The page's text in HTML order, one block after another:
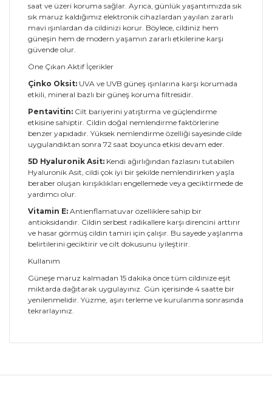
saat ve üzeri koruma sağlar. Ayrıca, günlük yaşantımızda sık
sık maruz kaldığımız elektronik cihazlardan yayılan zararlı
mavi ışınlardan da cildinizi korur. Böylece, cildiniz hem
güneşin hem de modern yaşamın zararlı etkilerine karşı
güvende olur.
Öne Çıkan Aktif İçerikler
Çinko Oksit: UVA ve UVB güneş ışınlarına karşı korumada
etkili, mineral bazlı bir güneş koruma filtresidir.
Pentavitin: Cilt bariyerini yatıştırma ve güçlendirme
etkisine sahiptir. Cildin doğal nemlendirme faktörlerine
benzer yapıdadır. Yüksek nemlendirme özelliği sayesinde cilde
uygulandıktan sonra 72 saat boyunca etkisi devam eder.
5D Hyaluronik Asit: Kendi ağırlığından fazlasını tutabilen
Hyaluronik Asit, cildi çok iyi bir şekilde nemlendirirken yaşla
beraber oluşan kırışıklıkları engellemede veya geciktirmede de
yardımcı olur.
Vitamin E: Antienflamatuvar özelliklere sahip bir
antioksidandır. Cildin serbest radikallere karşı direncini arttırır
ve hasar görmüş cildin tamiri için çalışır. Bu sayede yaşlanma
belirtilerini geciktirir ve cilt dokusunu iyileştirir.
Kullanım
Güneşe maruz kalmadan 15 dakika önce tüm cildinize eşit
miktarda dağıtarak uygulayınız. Gün içerisinde 4 saatte bir
yenilenmelidir. Yüzme, aşırı terleme ve kurulanma sonrasında
tekrarlayınız.
ve diğer konularda yetersiz gördüğünüz noktaları